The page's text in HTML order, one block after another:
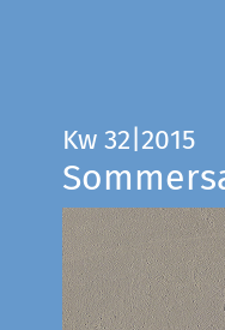
Kw 32|2015